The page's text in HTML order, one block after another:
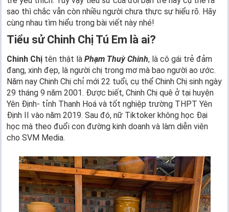
sao thì chắc vẫn còn nhiều người chưa thực sự hiểu rõ. Hãy
cùng nhau tìm hiểu trong bài viết này nhé!
Tiểu sử Chinh Chị Tú Em là ai?
Chinh Chị tên thật là Phạm Thuỳ Chinh, là cô gái trẻ đảm
đang, xinh đẹp, là người chị trong mơ mà bao người ao ước.
Năm nay Chinh Chị chỉ mới 22 tuổi, cụ thể Chinh Chị sinh ngày
29 tháng 9 năm 2001. Được biết, Chinh Chị quê ở tại huyện
Yên Định- tỉnh Thanh Hoá và tốt nghiệp trường THPT Yên
Định II vào năm 2019. Sau đó, nữ Tiktoker không học Đại
học mà theo đuổi con đường kinh doanh và làm diễn viên
cho SVM Media.